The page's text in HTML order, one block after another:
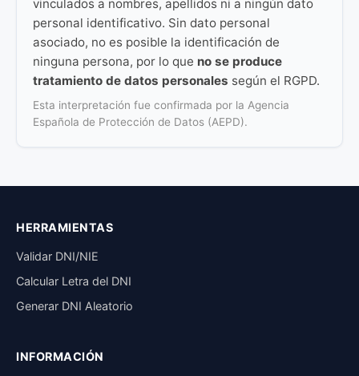
vinculados a nombres, apellidos ni a ningún dato
personal identificativo. Sin dato personal
asociado, no es posible la identificación de
ninguna persona, por lo que no se produce
tratamiento de datos personales según el RGPD.
Esta interpretación fue confirmada por la Agencia
Española de Protección de Datos (AEPD).
HERRAMIENTAS
Validar DNI/NIE
Calcular Letra del DNI
Generar DNI Aleatorio
INFORMACIÓN